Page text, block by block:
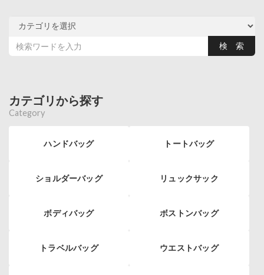
カテゴリから探す
Category
ハンドバッグ トートバッグ
ショルダーバッグ リュックサック
ボディバッグ ボストンバッグ
トラベルバッグ ウエストバッグ